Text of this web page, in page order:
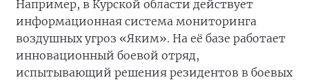
Например, в Курской области действует
информационная система мониторинга
воздушных угроз «Яким». На её базе работает
инновационный боевой отряд,
испытывающий решения резидентов в боевых